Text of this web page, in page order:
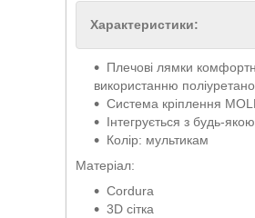
Характеристики:
Плечові лямки
використанню
Система кріплення
Інтегрується з будь-
Колір: мультикам
Матеріал:
Cordura
3D сітка